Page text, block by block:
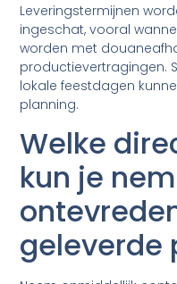
Leveringstermijnen
ingeschat, vooral
worden met
productievertragingen.
lokale feestdagen
planning.
Welke
kun je
geleverde